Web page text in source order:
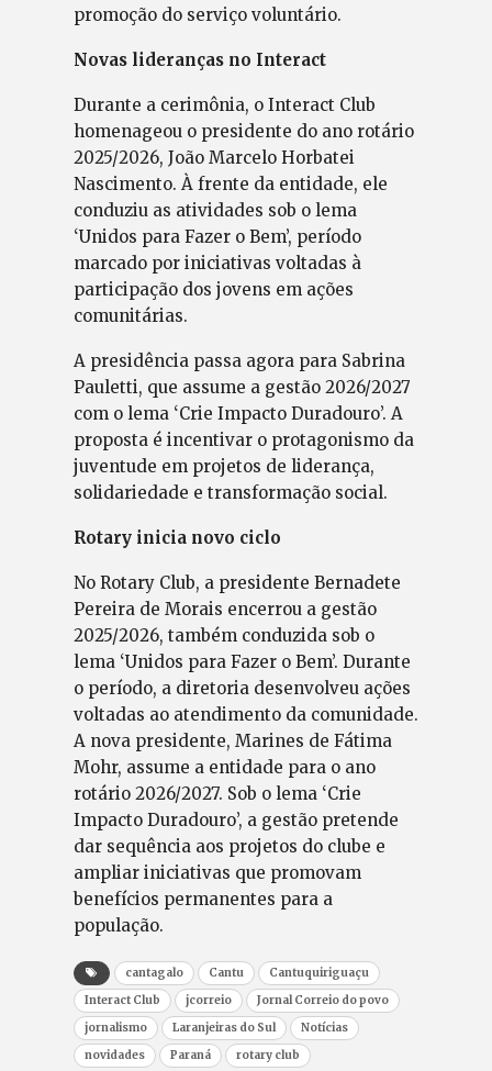
promoção do serviço voluntário.
Novas lideranças no Interact
Durante a cerimônia, o Interact Club
homenageou o presidente do ano rotário
2025/2026, João Marcelo Horbatei
Nascimento. À frente da entidade, ele
conduziu as atividades sob o lema
‘Unidos para Fazer o Bem’, período
marcado por iniciativas voltadas à
participação dos jovens em ações
comunitárias.
A presidência passa agora para Sabrina
Pauletti, que assume a gestão 2026/2027
com o lema ‘Crie Impacto Duradouro’. A
proposta é incentivar o protagonismo da
juventude em projetos de liderança,
solidariedade e transformação social.
Rotary inicia novo ciclo
No Rotary Club, a presidente Bernadete
Pereira de Morais encerrou a gestão
2025/2026, também conduzida sob o
lema ‘Unidos para Fazer o Bem’. Durante
o período, a diretoria desenvolveu ações
voltadas ao atendimento da comunidade.
A nova presidente, Marines de Fátima
Mohr, assume a entidade para o ano
rotário 2026/2027. Sob o lema ‘Crie
Impacto Duradouro’, a gestão pretende
dar sequência aos projetos do clube e
ampliar iniciativas que promovam
benefícios permanentes para a
população.
cantagalo Cantu
Cantuquiriguaçu
Interact Club
jcorreio
Jornal Correio do povo
jornalismo
Laranjeiras do Sul
Notícias
novidades
Paraná
rotary club